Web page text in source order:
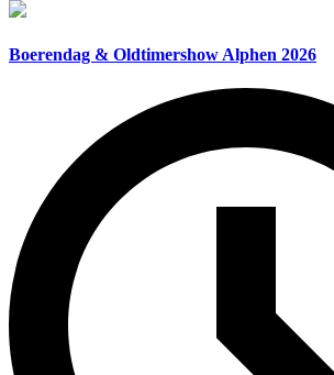
Boerendag & Oldtimershow Alphen 2026